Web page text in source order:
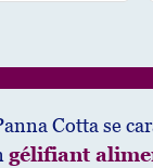
Cotta se
gélifiant